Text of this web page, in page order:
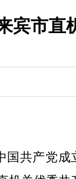
宾市直
国共产党成